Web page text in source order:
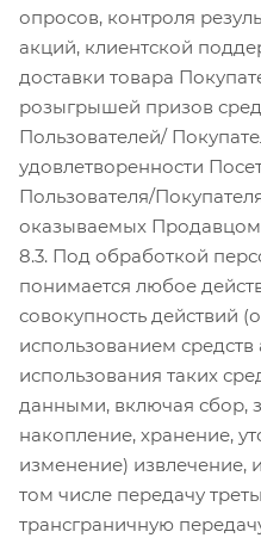
опросов, контроля
акций, клиентской
доставки товара
розыгрышей призов
Пользователей/
удовлетворенности
Пользователя/
оказываемых
8.3. Под обработкой
понимается любое
совокупность действий
использованием
использования таких
данными, включая сбор,
накопление, хранение,
изменение) извлечение,
том числе передачу
трансграничную